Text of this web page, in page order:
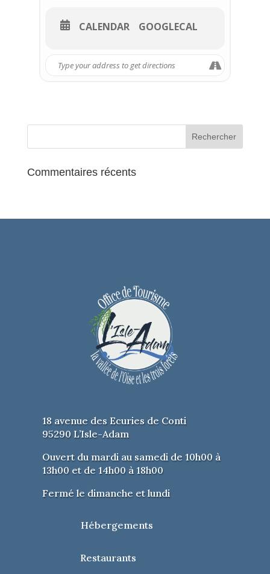
CALENDAR GOOGLECAL
Commentaires récents
18 avenue des Ecuries de Conti
95290 L’Isle-Adam
Ouvert du mardi au samedi de 10h00 à
13h00 et de 14h00 à 18h00
Fermé le dimanche et lundi
Hébergements
Restaurants